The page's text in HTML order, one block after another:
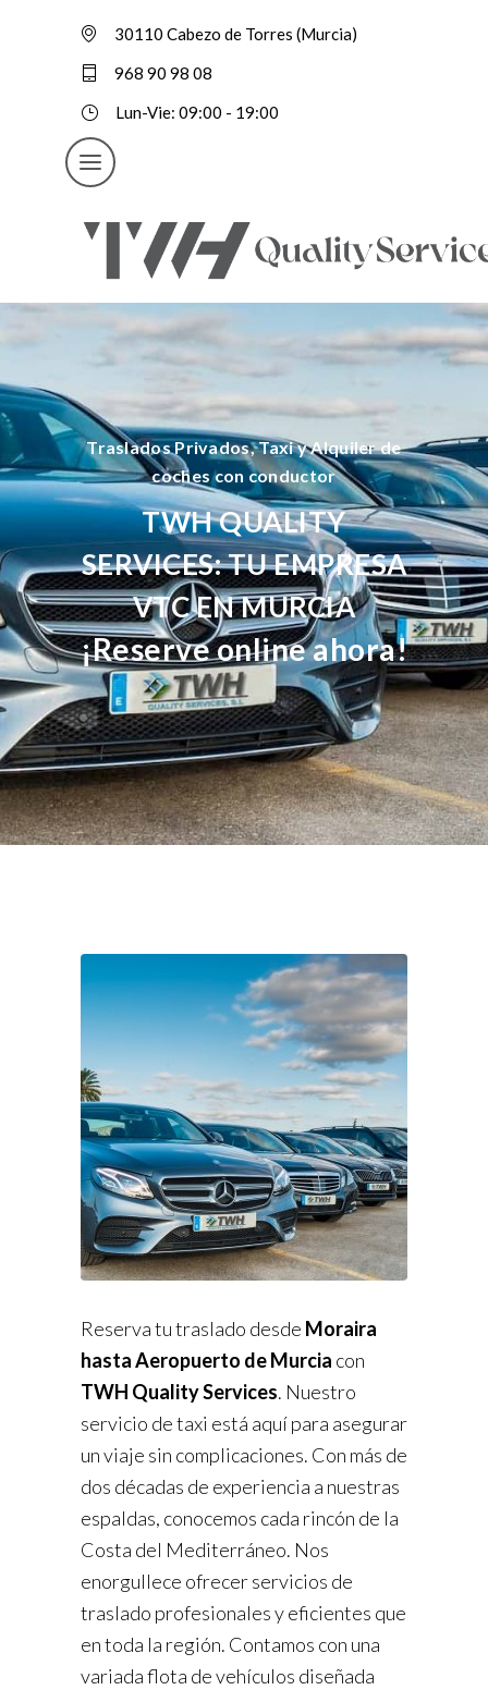
30110 Cabezo de Torres (Murcia)
968 90 98 08
Lun-Vie: 09:00 - 19:00
Traslados Privados, Taxi y Alquiler de
coches con conductor
TWH QUALITY
SERVICES: TU EMPRESA
VTC EN MURCIA
¡Reserve online ahora!
Reserva tu traslado desde Moraira
hasta Aeropuerto de Murcia con
TWH Quality Services. Nuestro
servicio de taxi está aquí para asegurar
un viaje sin complicaciones. Con más de
dos décadas de experiencia a nuestras
espaldas, conocemos cada rincón de la
Costa del Mediterráneo. Nos
enorgullece ofrecer servicios de
traslado profesionales y eficientes que
en toda la región. Contamos con una
variada flota de vehículos diseñada